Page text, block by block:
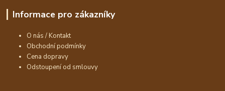
Informace pro zákazníky
O nás / Kontakt
Obchodní podmínky
Cena dopravy
Odstoupení od smlouvy